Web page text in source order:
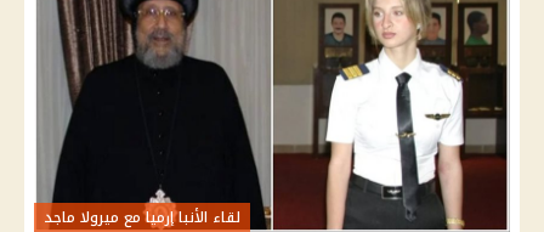
لقاء الأنبا إرميا مع ميرولا ماجد